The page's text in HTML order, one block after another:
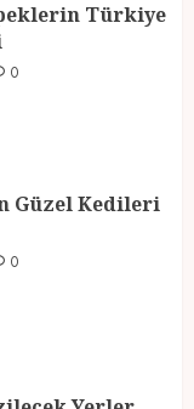
0
0
Türkiye
0
Güzel Kedileri
0